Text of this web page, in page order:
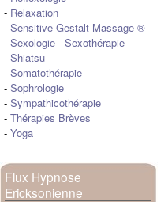
- Relaxation
- Sensitive Gestalt Massage ®
- Sexologie - Sexothérapie
- Shiatsu
- Somatothérapie
- Sophrologie
- Sympathicothérapie
- Thérapies Brèves
- Yoga
Flux Hypnose
Ericksonienne